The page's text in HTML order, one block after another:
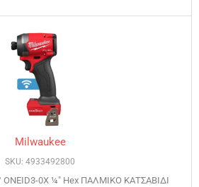
Milwaukee
SKU: 4933492800
ONEID3-0X ¼″ Hex ΠΑΛΜΙΚΟ ΚΑΤΣΑΒΙΔΙ